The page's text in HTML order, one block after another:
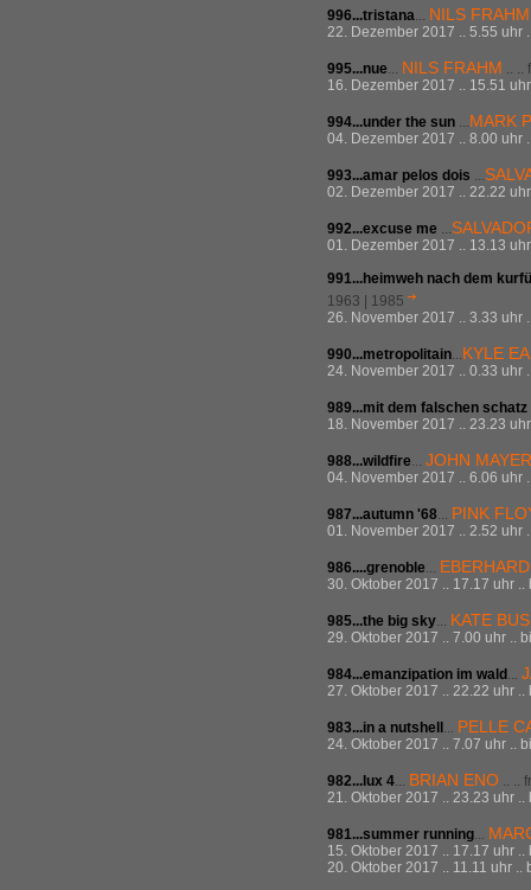
996...tristana... NILS FRAHM
22. Dezember 2017 .. 5.55 uhr
995...nue... NILS FRAHM .. ..
16. Dezember 2017 .. 15.51
994...under the sun ...MARK
04. Dezember 2017 .. 8.00 uhr
993...amar pelos dois ...
02. Dezember 2017 .. 22.22
992...excuse me ...
01. Dezember 2017 .. 13.13
991...heimweh nach dem
1963 | 1985
26. November 2017 .. 3.33 uhr
990...metropolitain...KYLE
24. November 2017 .. 0.33 uhr
989...mit dem falschen schatz
18. November 2017 .. 23.23
988...wildfire... JOHN MAYER
04. November 2017 .. 6.06 uhr
987...autumn '68... PINK
01. November 2017 .. 2.52 uhr
986....grenoble...
30. Oktober 2017 .. 17.17 uhr
985...the big sky... KATE
29. Oktober 2017 .. 7.00 uhr ..
984...emanzipation im wald ...
27. Oktober 2017 .. 22.22 uhr
983...in a nutshell ... PELLE
24. Oktober 2017 .. 7.07 uhr ..
982... lux 4... BRIAN ENO .. ..
21. Oktober 2017 .. 23.23 uhr
981...summer running...
15. Oktober 2017 .. 17.17 uhr
20. Oktober 2017 .. 11.11 uhr